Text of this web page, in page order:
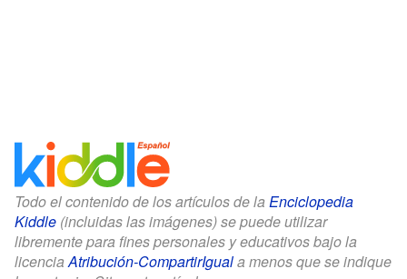
Todo el contenido de los artículos de la Enciclopedia
Kiddle (incluidas las imágenes) se puede utilizar
libremente para fines personales y educativos bajo la
licencia Atribución-CompartirIguala menos que se indique